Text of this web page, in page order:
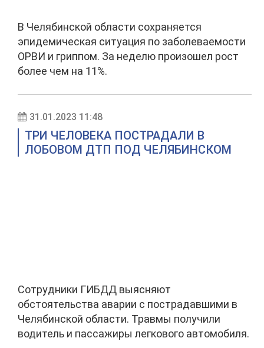
В Челябинской области сохраняется
эпидемическая ситуация по заболеваемости
ОРВИ и гриппом. За неделю произошел рост
более чем на 11%.
31.01.2023 11:48
ТРИ ЧЕЛОВЕКА ПОСТРАДАЛИ В
ЛОБОВОМ ДТП ПОД ЧЕЛЯБИНСКОМ
Сотрудники ГИБДД выясняют
обстоятельства аварии с пострадавшими в
Челябинской области. Травмы получили
водитель и пассажиры легкового автомобиля.